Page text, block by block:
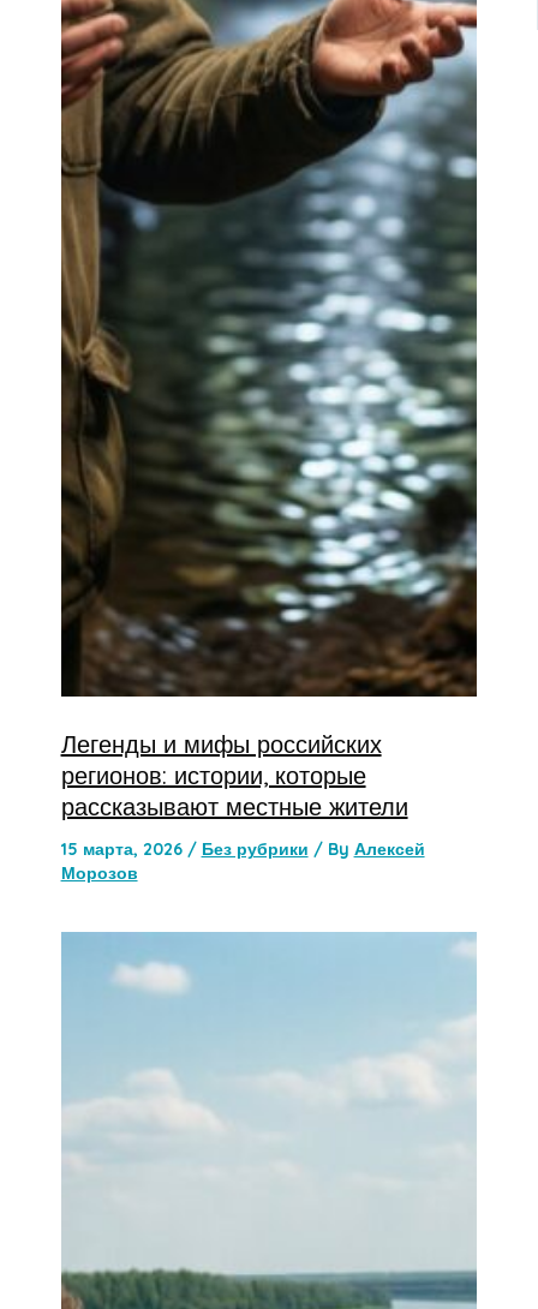
Легенды и мифы российских
регионов: истории, которые
рассказывают местные жители
15 марта, 2026 / Без рубрики / By Алексей
Морозов